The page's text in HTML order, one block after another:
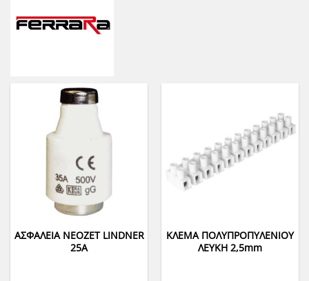
ΑΣΦΑΛΕΙΑ NEOZET LINDNER
25Α
ΚΛΕΜΑ ΠΟΛΥΠΡΟΠΥΛΕΝΙΟΥ
ΛΕΥΚΗ 2,5mm